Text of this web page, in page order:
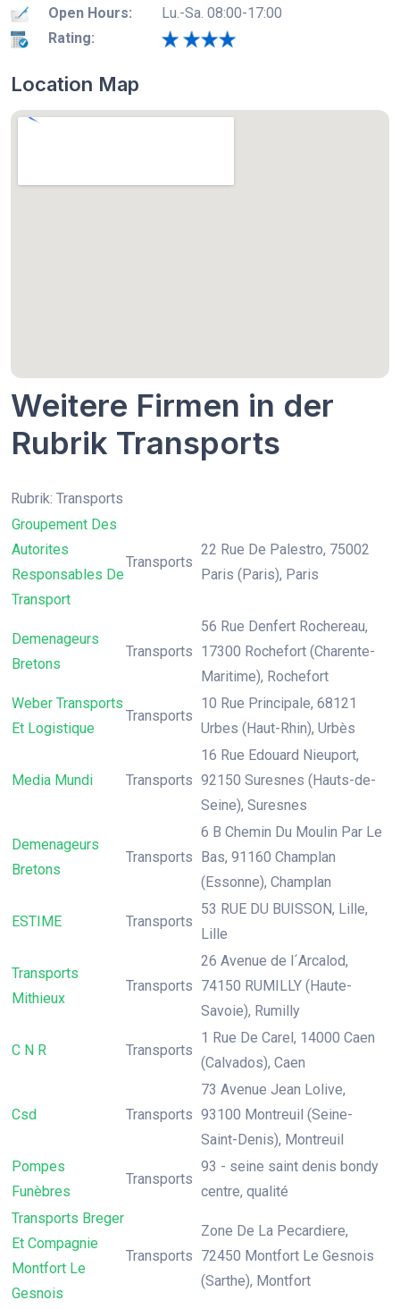
Open Hours:
Lu.-Sa. 08:00-17:00
Rating:
Location Map
Weitere Firmen in der
Rubrik Transports
Rubrik: Transports
Groupement Des
Autorites
Responsables De
Transport
Transports
22 Rue De Palestro, 75002
Paris (Paris), Paris
Demenageurs
Bretons
Transports
56 Rue Denfert Rochereau,
17300 Rochefort (Charente-
Maritime), Rochefort
Weber Transports
Et Logistique
Transports
10 Rue Principale, 68121
Urbes (Haut-Rhin), Urbès
Media Mundi Transports
16 Rue Edouard Nieuport,
92150 Suresnes (Hauts-de-
Seine), Suresnes
Demenageurs
Bretons
Transports
6 B Chemin Du Moulin Par Le
Bas, 91160 Champlan
(Essonne), Champlan
ESTIME Transports
53 RUE DU BUISSON, Lille,
Lille
Transports
Mithieux
Transports
26 Avenue de l´Arcalod,
74150 RUMILLY (Haute-
Savoie), Rumilly
C N R Transports
1 Rue De Carel, 14000 Caen
(Calvados), Caen
Csd Transports
73 Avenue Jean Lolive,
93100 Montreuil (Seine-
Saint-Denis), Montreuil
Pompes
Funèbres
Transports
93 - seine saint denis bondy
centre, qualité
Transports Breger
Et Compagnie
Montfort Le
Gesnois
Transports
Zone De La Pecardiere,
72450 Montfort Le Gesnois
(Sarthe), Montfort